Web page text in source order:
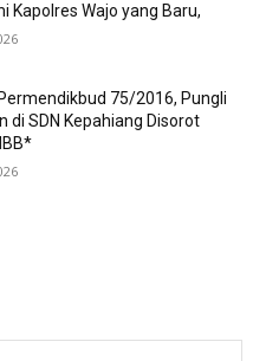
Kapolres Wajo yang Baru,
75/2016, Pungli
di SDN Kepahiang Disorot